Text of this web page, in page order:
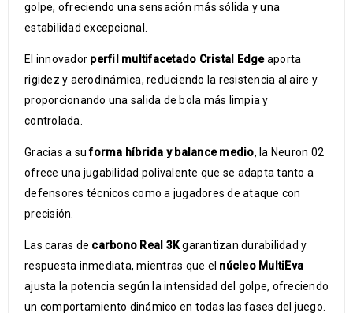
golpe, ofreciendo una sensación más sólida y una
estabilidad excepcional.
El innovador perfil multifacetado Cristal Edgeaporta
rigidez y aerodinámica, reduciendo la resistencia al aire y
proporcionando una salida de bola más limpia y
controlada.
Gracias a suforma híbrida y balance medio, la Neuron 02
ofrece una jugabilidad polivalente que se adapta tanto a
defensores técnicos como a jugadores de ataque con
precisión.
Las caras de carbono Real 3Kgarantizan durabilidad y
respuesta inmediata, mientras que el núcleo MultiEva
ajusta la potencia según la intensidad del golpe, ofreciendo
un comportamiento dinámico en todas las fases del juego.